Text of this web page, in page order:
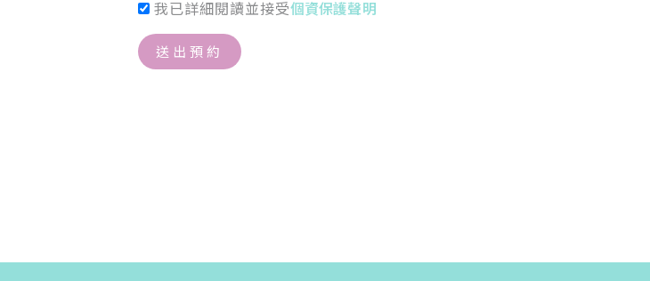
我已詳細閱讀並接受個資保護聲明
送出預約